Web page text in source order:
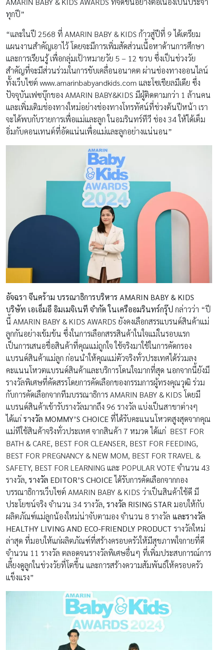
ทุกปี”
“และในปี 2568 ที่ AMARIN BABY & KIDS ก้าวสู่ปีที่ 9 ได้เตรียม
แผนงานสำคัญเอาไว้ โดยจะมีการเพิ่มสัดส่วนเนื้อหาด้านการศึกษา
และการเรียนรู้ เพื่อกลุ่มเป้าหมายวัย 5 – 12 ขวบ ซึ่งเป็นช่วงวัย
สำคัญที่จะมีส่วนร่วมในการขับเคลื่อนอนาคต ผ่านช่องทางออนไลน์
ทั้งเว็บไซต์ www.amarinbabyandkids.com และโซเชียลมีเดีย ซึ่ง
ปัจจุบันเฟซบุ๊กของ AMARIN BABY&KIDS มีผู้ติดตามกว่า 1 ล้านคน
และเพิ่มเติมช่องทางใหม่อย่างช่องทางโทรทัศน์ที่ช่วงต้นปีหน้า เรา
จะได้พบกับรายการเพื่อแม่และลูก ในอมรินทร์ทีวี ช่อง 34 ให้ได้เต็ม
อิ่มกับคอนเทนต์ที่อัดแน่นเพื่อแม่และลูกอย่างแน่นอน”
อัจฉรา จีนคร้าม บรรณาธิการบริหาร AMARIN BABY & KIDS
บริษัท เอเอ็มอี อิมเมจิเนที จำกัด ในเครืออมรินทร์กรุ๊ป กล่าวว่า “ปี
นี้ AMARIN BABY & KIDS AWARDS ยังคงเลือกสรรแบรนด์สินค้าแม่
ลูกกันอย่างเข้มข้น ซึ่งในการเลือกสรรสินค้าในใจแม่ในรอบแรก
เป็นการเสนอชื่อสินค้าที่คุณแม่ถูกใจ ใช้จริงมาใช้ในการคัดกรอง
แบรนด์สินค้าแม่ลูก ก่อนนำให้คุณแม่ตัวจริงทั่วประเทศได้ร่วมลง
คะแนนโหวตแบรนด์สินค้าและบริการโดนใจมากที่สุด นอกจากนี้ยังมี
รางวัลพิเศษที่คัดสรรโดยการคัดเลือกของกรรมการผู้ทรงคุณวุฒิ ร่วม
กับการคัดเลือกจากทีมบรรณาธิการ AMARIN BABY & KIDS โดยมี
แบรนด์สินค้าเข้ารับรางวัลมากถึง 96 รางวัล แบ่งเป็นสาขาต่างๆ
ได้แก่รางวัล MOMMY’S CHOICE ที่ได้รับคะแนนโหวตสูงสุดจากคุณ
แม่ทีใช้สินค้าจริงทั่วประเทศ จากสินค้า 7 หมวด ได้แก่ BEST FOR
BATH & CARE, BEST FOR CLEANSER, BEST FOR FEEDING,
BEST FOR PREGNANCY & NEW MOM, BEST FOR TRAVEL &
SAFETY, BEST FOR LEARNING และ POPULAR VOTE จำนวน 43
รางวัล, รางวัล EDITOR’S CHOICEได้รับการคัดเลือกจากกอง
บรรณาธิการเว็บไซต์ AMARIN BABY & KIDS ว่าเป็นสินค้าใช้ดี มี
ประโยชน์จริง จำนวน 34 รางวัล, รางวัล RISING STAR มอบให้กับ
ผลิตภัณฑ์แม่ลูกน้องใหม่น่าจับตามอง จำนวน 8 รางวัล และรางวัล
HEALTHY LIVING AND ECO-FRIENDLY PRODUCT รางวัลใหม่
ล่าสุด ที่มอบให้แก่ผลิตภัณฑ์ที่สร้างครอบครัวให้มีสุขภาพใจกายที่ดี
จำนวน 11 รางวัล ตลอดจนรางวัลพิเศษอื่นๆ ที่เพิ่มประสบการณ์การ
เลี้ยงดูลูกในช่วงวัยที่โตขึ้น และการสร้างความสัมพันธ์ให้ครอบครัว
แข็งแรง”